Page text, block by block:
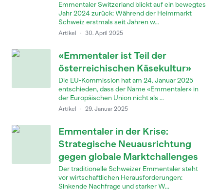
Emmentaler Switzerland blickt auf ein bewegtes
Jahr 2024 zurück: Während der Heimmarkt
Schweiz erstmals seit Jahren w...
Artikel · 30. April 2025
«Emmentaler ist Teil der
österreichischen Käsekultur»
Die EU-Kommission hat am 24. Januar 2025
entschieden, dass der Name «Emmentaler» in
der Europäischen Union nicht als ...
Artikel · 29. Januar 2025
Emmentaler in der Krise:
Strategische Neuausrichtung
gegen globale Marktchallenges
Der traditionelle Schweizer Emmentaler steht
vor wirtschaftlichen Herausforderungen:
Sinkende Nachfrage und starker W...